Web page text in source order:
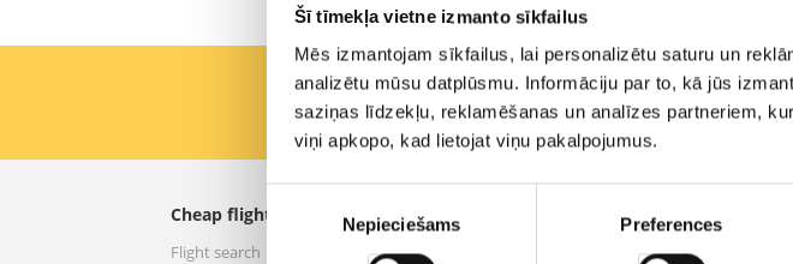
Šī tīmekļa vietne izmanto sīkfailus
Mēs izmantojam sīkfailus, lai personalizētu saturu un
analizētu mūsu datplūsmu. Informāciju par to, kā jūs
saziņas līdzekļu, reklamēšanas un analīzes partneriem,
viņi apkopo, kad lietojat viņu pakalpojumus.
izvēle
Nepieciešams Preferences
Get the best cheap flights
Cheap flights
Flight search